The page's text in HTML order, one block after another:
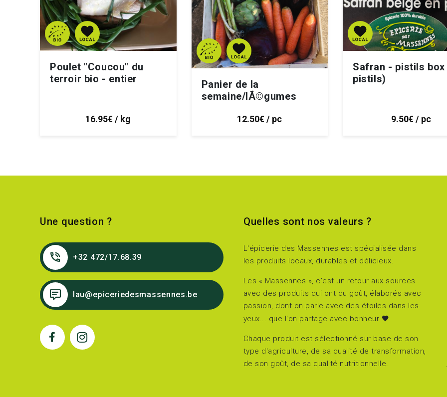
Poulet "Coucou" du
terroir bio - entier
16.95€ / kg
Panier de la
semaine/lÃ©gumes
12.50€ / pc
Safran - pistils box
pistils)
9.50€ / pc
Une question ?
+32 472/17.68.39
lau@epiceriedesmassennes.be
Quelles sont nos valeurs ?
L'épicerie des Massennes est spécialisée dans
les produits locaux, durables et délicieux.
Les « Massennes », c'est un retour aux sources
avec des produits qui ont du goût, élaborés avec
passion, dont on parle avec des étoiles dans les
yeux... que l'on partage avec bonheur
Chaque produit est sélectionné sur base de son
type d'agriculture, de sa qualité de transformation,
de son goût, de sa qualité nutritionnelle.